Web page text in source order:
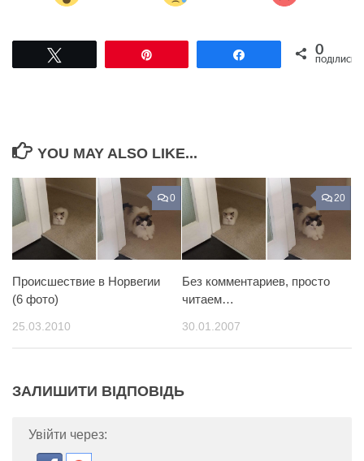
Поділитися0
ПОДІЛИСЬ
YOU MAY ALSO LIKE...
0
Происшествие в Норвегии
(6 фото)
25.03.2010
20
Без комментариев, просто
читаем…
30.01.2007
ЗАЛИШИТИ ВІДПОВІДЬ
Увійти через: